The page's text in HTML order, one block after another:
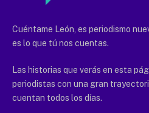
Cuéntame León, es periodismo
es lo que tú nos cuentas.
Las historias que verás en esta
periodistas con una gran
cuentan todos los días.